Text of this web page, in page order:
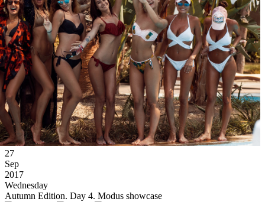
27
Sep
2017
Wednesday
Autumn Edition. Day 4. Modus showcase